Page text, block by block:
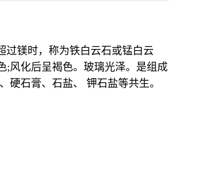
过镁时，称为铁白云石或锰白云
;风化后呈褐色。玻璃光泽。是组成
石膏、石盐、 钾石盐等共生。